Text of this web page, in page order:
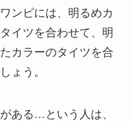
ンピには、明るめカ
イツを合わせて、明
カラーのタイツを合
ょう。
ある…という人は、